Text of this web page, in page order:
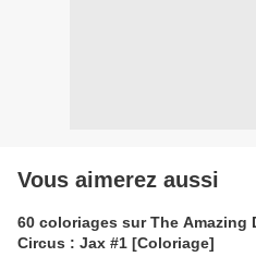
Vous aimerez aussi
60 coloriages sur The Amazing
Circus : Jax #1 [Coloriage]